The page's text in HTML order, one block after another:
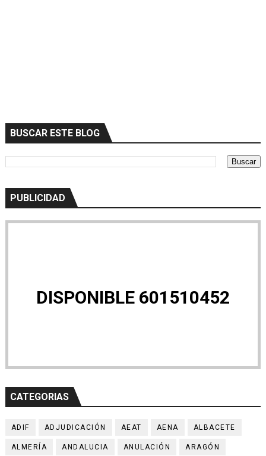
BUSCAR ESTE BLOG
PUBLICIDAD
DISPONIBLE 601510452
CATEGORIAS
ADIF ADJUDICACIÓN AEAT AENA ALBACETE
ALMERÍA ANDALUCIA ANULACIÓN ARAGÓN